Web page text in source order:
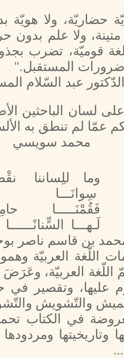
حضاريّة، ولا هويّة
ولا علم بدون
قوميّة، تضرب
المستقبل."
الدّكتور عبد السّلام
على لسان الباحثين
عمّا لم تنطق به
محمد سويسي
وما للِساننا
سِوانَـــا
فَقُمْنَـــــا
لَـهـــا السٍّنانًــــــا
بن قاسم ناصر
اللّغة العربيّة
العربيّة،
عليها، وتقصير في
والتّشويش
في الكتاب
وتاريخيتها